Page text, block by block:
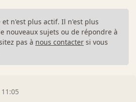
et n'est plus actif. Il n'est plus
nouveaux sujets ou de répondre à
pas à nous contacter si vous